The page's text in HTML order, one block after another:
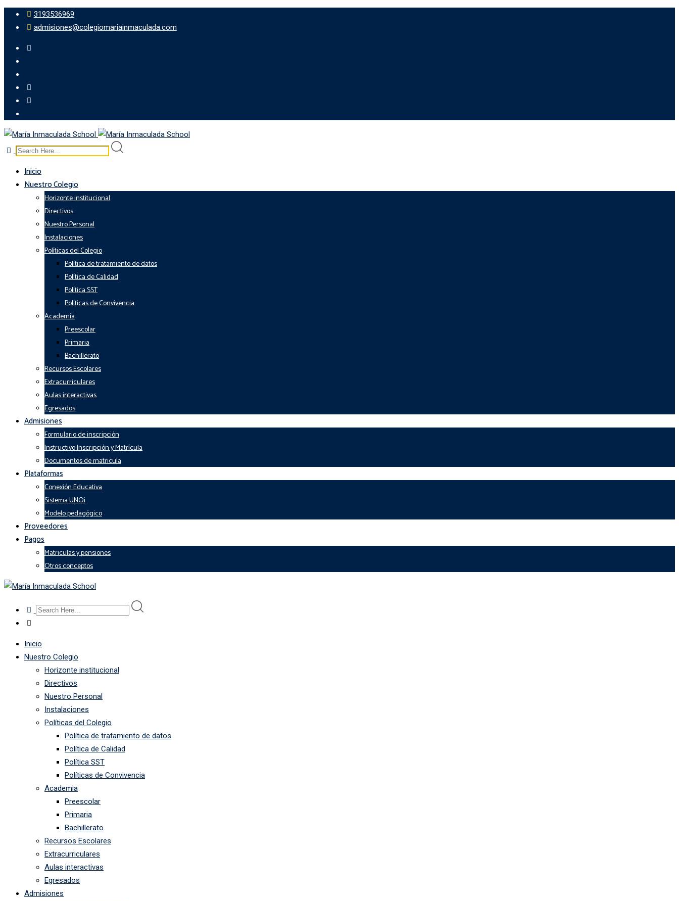
3193536969
admisiones@colegiomariainmaculada.com
Inicio
Nuestro Colegio
Horizonte institucional
Directivos
Nuestro Personal
Instalaciones
Políticas del Colegio
Política de tratamiento de datos
Política de Calidad
Política SST
Políticas de Convivencia
Academia
Preescolar
Primaria
Bachillerato
Recursos Escolares
Extracurriculares
Aulas interactivas
Egresados
Admisiones
Formulario de inscripción
Instructivo Inscripción y Matrícula
Documentos de matricula
Plataformas
Conexión Educativa
Sistema UNOi
Modelo pedagógico
Proveedores
Pagos
Matriculas y pensiones
Otros conceptos
Inicio
Nuestro Colegio
Horizonte institucional
Directivos
Nuestro Personal
Instalaciones
Políticas del Colegio
Política de tratamiento de datos
Política de Calidad
Política SST
Políticas de Convivencia
Academia
Preescolar
Primaria
Bachillerato
Recursos Escolares
Extracurriculares
Aulas interactivas
Egresados
Admisiones